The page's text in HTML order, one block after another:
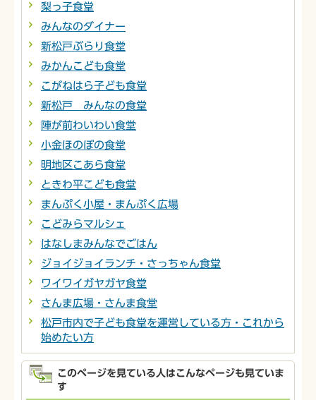
梨っ子食堂
みんなのダイナー
新松戸ぶらり食堂
みかんこども食堂
こがねはら子ども食堂
新松戸 みんなの食堂
陣が前わいわい食堂
小金ほのぼの食堂
明地区こあら食堂
ときわ平こども食堂
まんぷく小屋・まんぷく広場
こどみらマルシェ
はなしまみんなでごはん
ジョイジョイランチ・さっちゃん食堂
ワイワイガヤガヤ食堂
さんま広場・さんま食堂
松戸市内で子ども食堂を運営している方・これから
始めたい方
このページを見ている人はこんなページも見ていま
す